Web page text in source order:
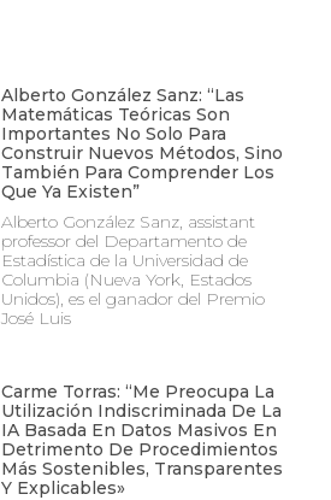
Alberto González Sanz: “Las
Matemáticas Teóricas Son
Importantes No Solo Para
Construir Nuevos Métodos, Sino
También Para Comprender Los
Que Ya Existen”
Alberto González Sanz, assistant
professor del Departamento de
Estadística de la Universidad de
Columbia (Nueva York, Estados
Unidos), es el ganador del Premio
José Luis
Carme Torras: “Me Preocupa La
Utilización Indiscriminada De La
IA Basada En Datos Masivos En
Detrimento De Procedimientos
Más Sostenibles, Transparentes
Y Explicables»